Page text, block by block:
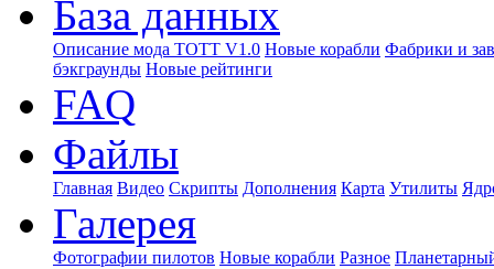
База данных
Описание мода ТОТТ V1.0 Новые корабли Фабрики и
бэкграунды Новые рейтинги
FAQ
Файлы
Главная Видео Скрипты Дополнения Карта Утилиты
Галерея
Фотографии пилотов Новые корабли Разное